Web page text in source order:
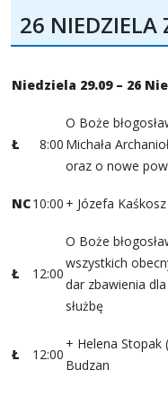
26
Niedziela 29.09 – 26
Ł 8:00
O Boże
Michała
oraz o nowe
NC10:00 + Józefa
Ł 12:00
O Boże
wszystkich
dar zbawienia
służbę
Ł 12:00
+ Helena Stopak
Budzan